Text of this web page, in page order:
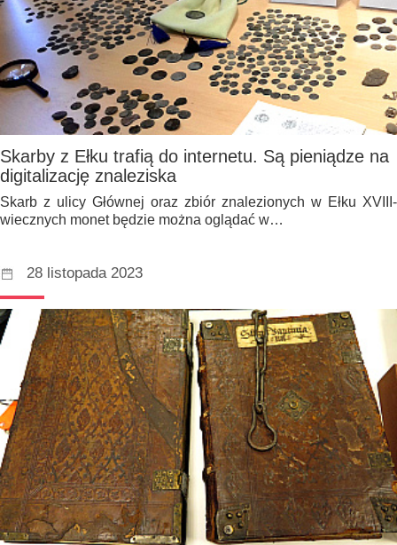
Skarby z Ełku trafią do internetu. Są pieniądze na
digitalizację znaleziska
Skarb z ulicy Głównej oraz zbiór znalezionych w Ełku XVIII-
wiecznych monet będzie można oglądać w…
28 listopada 2023